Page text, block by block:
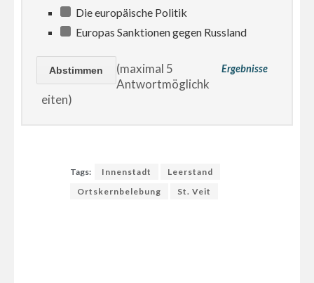
Die europäische Politik
Europas Sanktionen gegen Russland
Ergebnisse
(maximal 5
Antwortmöglichk
eiten)
Tags: Innenstadt
Leerstand
Ortskernbelebung
St. Veit